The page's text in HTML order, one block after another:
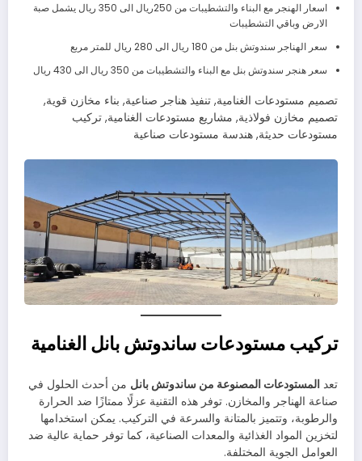
اسعار الهنجر مع البناء والتشطيبات من 250ريال الى 350 ريال يشمل صبة
الارض وباقي التشطيبات
سعر الهناجر سندوتش بنل من 180 ريال الى 280 ريال للمتر مربع
سعر هنجر سندوتش بنل مع البناء والتشطيبات من 350 ريال الى 430 ريال
تصميم مستودعات الغنامية, تنفيذ هناجر صناعية, بناء مخازن قوية,
تصميم مخازن فولاذية, مشاريع مستودعات الغنامية, تركيب
مستودعات حديثة, هندسة مستودعات صناعية
تركيب مستودعات ساندوتش بانل الغنامية
تعد المستودعات المصنوعة من ساندوتش بانل من أحدث الحلول في
صناعة الهناجر والمخازن. توفر هذه التقنية عزلًا ممتازًا ضد الحرارة
والرطوبة، وتتميز بالمتانة والسرعة في التركيب. يمكن استخدامها
لتخزين المواد الغذائية والمعدات الصناعية، كما توفر حماية عالية ضد
العوامل الجوية المختلفة.